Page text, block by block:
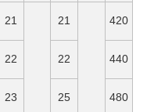
21 21 420
22 22 440
23 25 480